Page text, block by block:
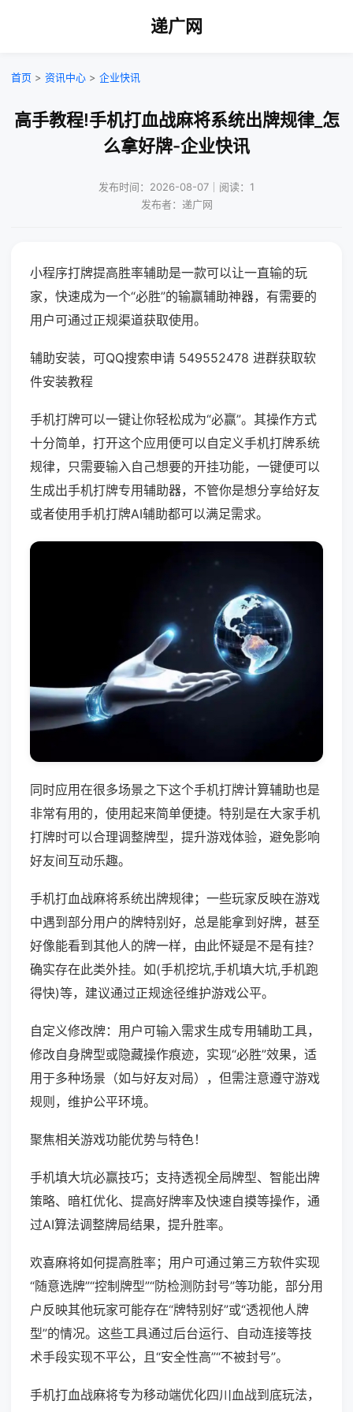
递广网
首页 > 资讯中心 > 企业快讯
高手教程!手机打血战麻将系统出牌规律_怎
么拿好牌-企业快讯
发布时间：2026-08-07｜阅读：1
发布者：递广网
小程序打牌提高胜率辅助是一款可以让一直输的玩
家，快速成为一个“必胜”的输赢辅助神器，有需要的
用户可通过正规渠道获取使用。
辅助安装，可QQ搜索申请 549552478 进群获取软
件安装教程
手机打牌可以一键让你轻松成为“必赢”。其操作方式
十分简单，打开这个应用便可以自定义手机打牌系统
规律，只需要输入自己想要的开挂功能，一键便可以
生成出手机打牌专用辅助器，不管你是想分享给好友
或者使用手机打牌AI辅助都可以满足需求。
同时应用在很多场景之下这个手机打牌计算辅助也是
非常有用的，使用起来简单便捷。特别是在大家手机
打牌时可以合理调整牌型，提升游戏体验，避免影响
好友间互动乐趣。
手机打血战麻将系统出牌规律；一些玩家反映在游戏
中遇到部分用户的牌特别好，总是能拿到好牌，甚至
好像能看到其他人的牌一样，由此怀疑是不是有挂？
确实存在此类外挂。如(手机挖坑,手机填大坑,手机跑
得快)等，建议通过正规途径维护游戏公平。
自定义修改牌：用户可输入需求生成专用辅助工具，
修改自身牌型或隐藏操作痕迹，实现“必胜”效果，适
用于多种场景（如与好友对局），但需注意遵守游戏
规则，维护公平环境。
聚焦相关游戏功能优势与特色！
手机填大坑必赢技巧；支持透视全局牌型、智能出牌
策略、暗杠优化、提高好牌率及快速自摸等操作，通
过AI算法调整牌局结果，提升胜率。
欢喜麻将如何提高胜率；用户可通过第三方软件实现
“随意选牌”“控制牌型”“防检测防封号”等功能，部分用
户反映其他玩家可能存在“牌特别好”或“透视他人牌
型”的情况。这些工具通过后台运行、自动连接等技
术手段实现不平公，且“安全性高”“不被封号”。
手机打血战麻将专为移动端优化四川血战到底玩法，